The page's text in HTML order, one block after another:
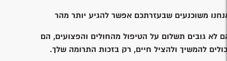
משוכנעים שבעזרתכם אפשר להגיע יותר מהר
לא גובים תשלום על הטיפול מהחולים והפצועים, הם
להמשיך ולהציל חיים, רק בזכות התרומה שלך.